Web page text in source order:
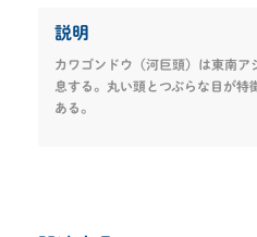
説明
カワゴンドウ（河巨頭）は東南ア
息する。丸い頭とつぶらな目が特
ある。